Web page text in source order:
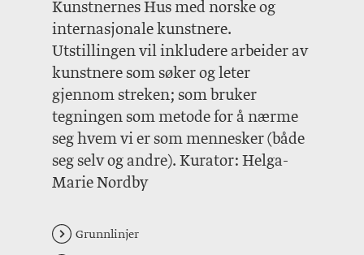
Kunstnernes Hus med norske og
internasjonale kunstnere.
Utstillingen vil inkludere arbeider av
kunstnere som søker og leter
gjennom streken; som bruker
tegningen som metode for å nærme
seg hvem vi er som mennesker (både
seg selv og andre). Kurator: Helga-
Marie Nordby
Grunnlinjer